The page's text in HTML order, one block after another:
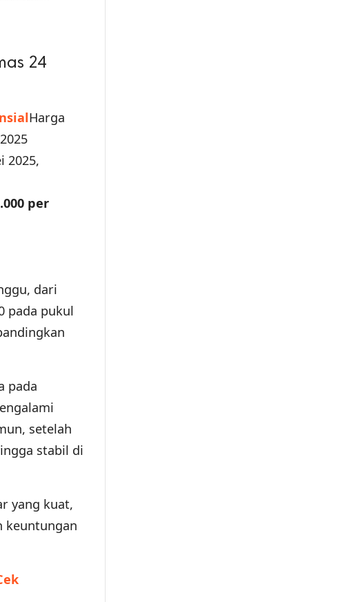
24
Harga
2025,
per
dari
pada pukul
pada
setelah
stabil di
yang kuat,
keuntungan